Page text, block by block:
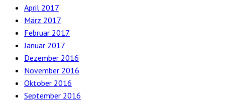
April 2017
März 2017
Februar 2017
Januar 2017
Dezember 2016
November 2016
Oktober 2016
September 2016